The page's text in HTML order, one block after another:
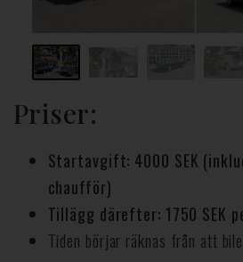
Priser:
Startavgift: 4000 SEK
chaufför)
Tillägg därefter: 1750 SEK
Tiden börjar räknas från att